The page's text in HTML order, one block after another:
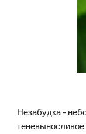
Незабудка -
теневыносливое